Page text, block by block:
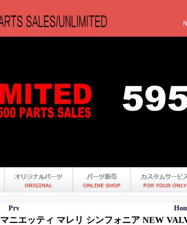
Prv
マニエッティ マレリ シンフォニア NEW